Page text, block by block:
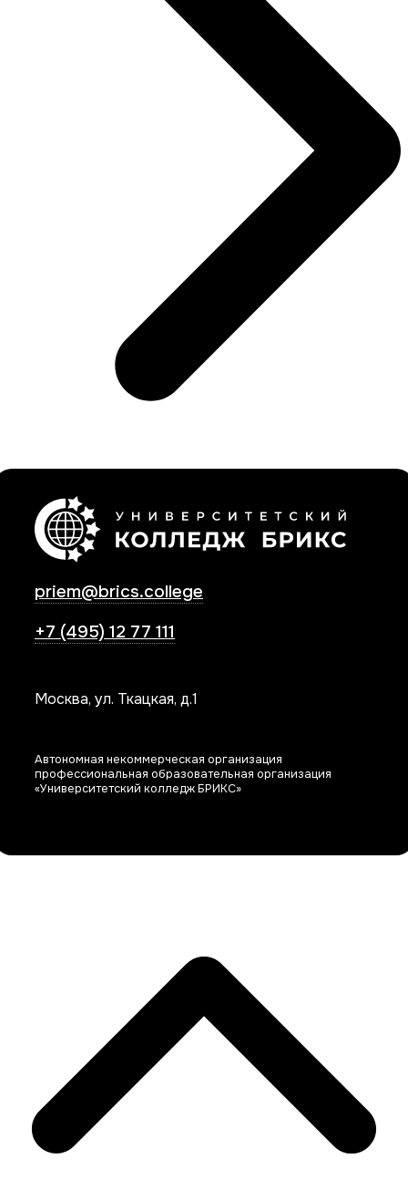
priem@brics.college
+7 (495) 12 77 111
Москва, ул. Ткацкая, д.1
Автономная некоммерческая организация
профессиональная образовательная организация
«Университетский колледж БРИКС»